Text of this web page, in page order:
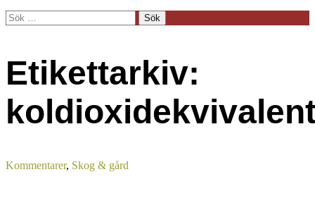
Sök
efter:
Etikettarkiv:
Kommentarer, Skog & gård